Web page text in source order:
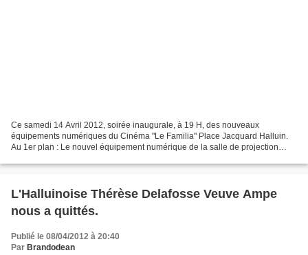
Ce samedi 14 Avril 2012, soirée inaugurale, à 19 H, des nouveaux
équipements numériques du Cinéma "Le Familia" Place Jacquard Halluin.
Au 1er plan : Le nouvel équipement numérique de la salle de projection
L'Halluinoise Thérèse Delafosse Veuve Ampe
nous a quittés.
Publié le 08/04/2012 à 20:40
Par Brandodean